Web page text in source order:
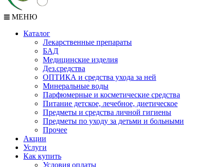
МЕНЮ
Каталог
Лекарственные препараты
БАД
Медицинские изделия
Дез.средства
ОПТИКА и средства ухода за ней
Минеральные воды
Парфюмерные и косметические средства
Питание детское, лечебное, диетическое
Предметы и средства личной гигиены
Предметы по уходу за детьми и больными
Прочее
Акции
Услуги
Как купить
Условия оплаты